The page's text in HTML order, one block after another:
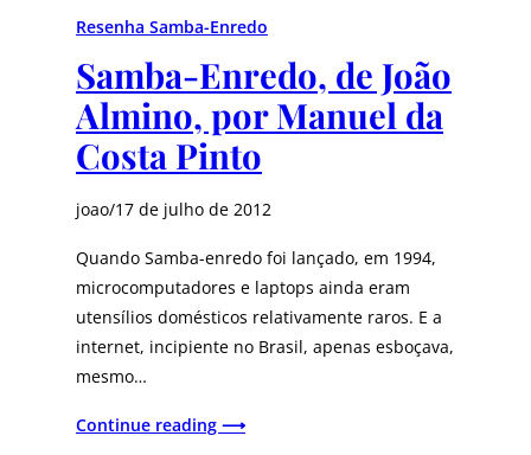
Resenha Samba-Enredo
Samba-Enredo, de João
Almino, por Manuel da
Costa Pinto
joao/17 de julho de 2012
Quando Samba-enredo foi lançado, em 1994,
microcomputadores e laptops ainda eram
utensílios domésticos relativamente raros. E a
internet, incipiente no Brasil, apenas esboçava,
mesmo…
Continue reading ⟶